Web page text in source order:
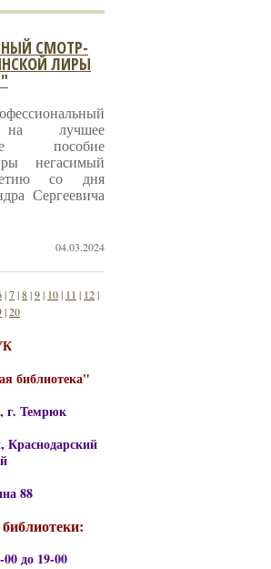
СМОТР-
ЛИРЫ
на лучшее
пособие
негасимый
со дня
Сергеевича
04.03.2024
|7|8|9| 10| 11 | 12|
|20
библиотека"
г. Темрюк
Краснодарский
88
до 19-00